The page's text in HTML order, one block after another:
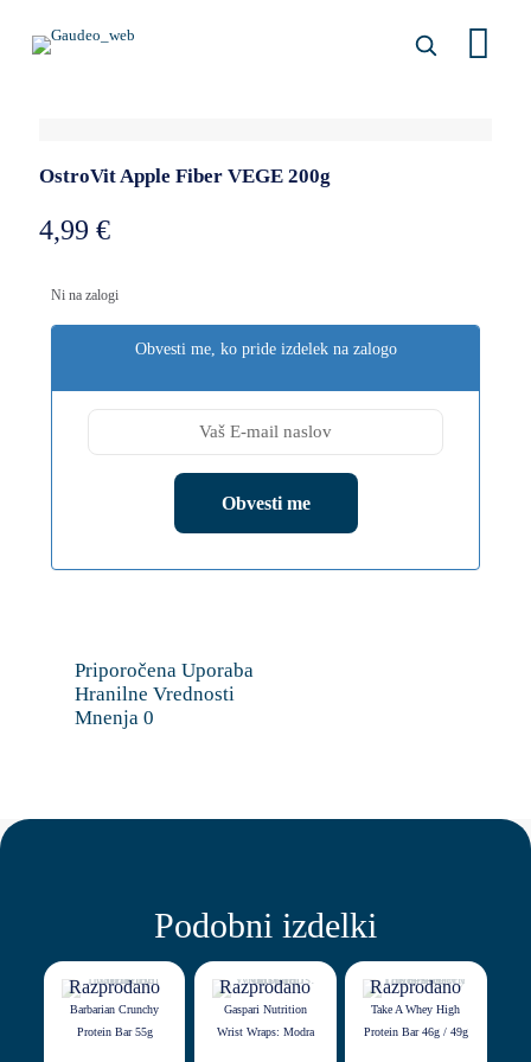
OstroVit Apple Fiber VEGE 200g
4,99 €
Ni na zalogi
Obvesti me, ko pride izdelek na zalogo
Priporočena Uporaba
Hranilne Vrednosti
Mnenja 0
Podobni izdelki
Razprodano
Barbarian Crunchy
Protein Bar 55g
Razprodano
Gaspari Nutrition
Wrist Wraps: Modra
Razprodano
Take A Whey High
Protein Bar 46g / 49g